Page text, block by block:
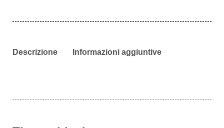
Descrizione Informazioni aggiuntive